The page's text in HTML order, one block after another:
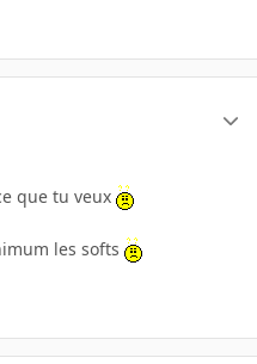
que tu veux
les softs